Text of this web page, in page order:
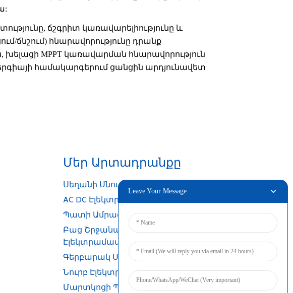
ճշգրիտ կառավարելիությունը և
ճնշում) հնարավորությունը դրանք
MPPT կառավարման հնարավորություն
համակարգերում ցանցին արդյունավետ
Մեր Արտադրանքը
Սեղանի Սնուցման Ադապտեր
AC DC Էլեկտրամատակարարում
Պատի Ամրացման Ադապտեր
Բաց Շրջանակի
Էլեկտրամատակարարում
Գերբարակ Սնուցման Աղբյուր
Նուրբ Էլեկտրամատակարարում
Մարտկոցի Պահեստային Սնուցման
Leave Your Message